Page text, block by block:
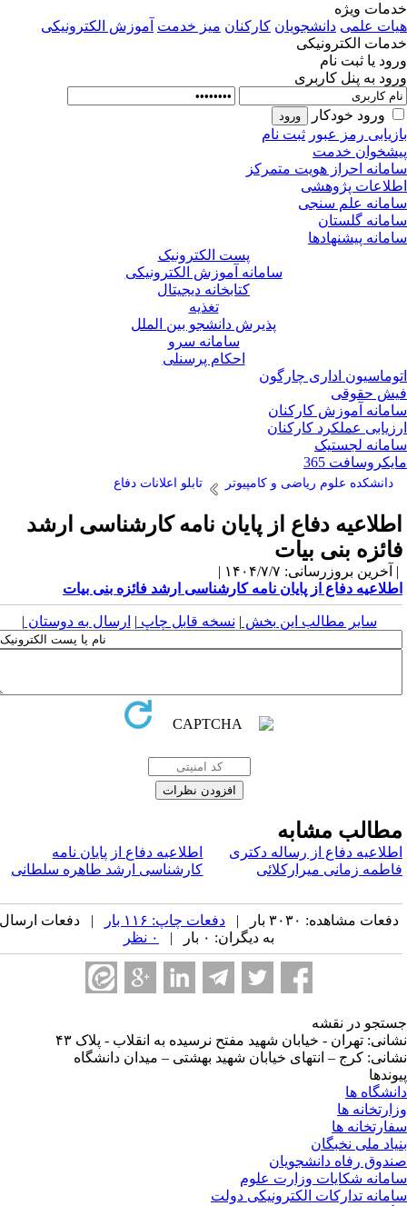
ویژه
علمی دانشجویان کارکنان میز خدمت آموزش الکترونیکی
الکترونیکی
یا ثبت نام
به پنل کاربری
ورود خودکار
رمز عبور ثبت نام
خدمت
احراز هویت متمرکز
پژوهشی
علم سنجی
گلستان
پیشنهادها
پست الکترونیک
سامانه آموزش الکترونیکی
کتابخانه دیجیتال
تغذیه
پذیرش دانشجو بین الملل
سامانه سرو
احکام پرسنلی
اداری چارگون
حقوقی
آموزش کارکنان
عملکرد کارکنان
لجستیک
365
دانشکده علوم ریاضی و کامپیوتر تابلو اعلانات دفاع
دفاع از پایان نامه کارشناسی ارشد
بنی بیات
بروزرسانی: ۱۴۰۴/۷/۷ |
دفاع از پایان نامه کارشناسی ارشد فائزه بنی بیات
سایر مطالب این بخش | نسخه قابل چاپ| ارسال به دوستان|
مشابه
دفاع از رساله دکتری
زمانی میرارکلائی
اطلاعیه دفاع از پایان نامه
کارشناسی ارشد طاهره سلطانی
دفعات مشاهده: ۳۰۳۰ بار | دفعات چاپ: ۱۱۶ بار
| دفعات ارسال
به دیگران: ۰ بار |
در نقشه
تهران - خیابان شهید مفتح نرسیده به انقلاب - پلاک ۴۳
کرج – انتهای خیابان شهید بهشتی – میدان دانشگاه
ها
ها
ها
ملی نخبگان
رفاه دانشجویان
شکایات وزارت علوم
تدارکات الکترونیکی دولت